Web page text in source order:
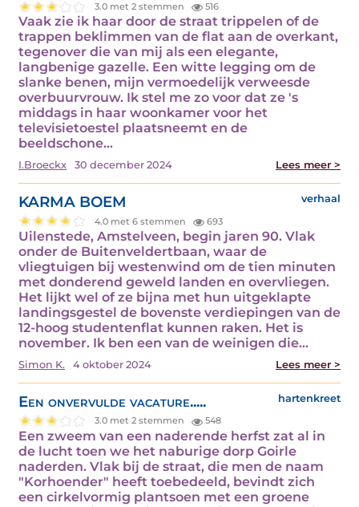
3.0 met 2 stemmen 516
Vaak zie ik haar door de straat trippelen of de
trappen beklimmen van de flat aan de overkant,
tegenover die van mij als een elegante,
langbenige gazelle. Een witte legging om de
slanke benen, mijn vermoedelijk verweesde
overbuurvrouw. Ik stel me zo voor dat ze 's
middags in haar woonkamer voor het
televisietoestel plaatsneemt en de
beeldschone…
I.Broeckx 30 december 2024 Lees meer >
KARMA BOEM verhaal
4.0 met 6 stemmen 693
Uilenstede, Amstelveen, begin jaren 90. Vlak
onder de Buitenveldertbaan, waar de
vliegtuigen bij westenwind om de tien minuten
met donderend geweld landen en overvliegen.
Het lijkt wel of ze bijna met hun uitgeklapte
landingsgestel de bovenste verdiepingen van de
12-hoog studentenflat kunnen raken. Het is
november. Ik ben een van de weinigen die…
Simon K. 4 oktober 2024 Lees meer >
Een onvervulde vacature..... hartenkreet
3.0 met 2 stemmen 548
Een zweem van een naderende herfst zat al in
de lucht toen we het naburige dorp Goirle
naderden. Vlak bij de straat, die men de naam
"Korhoender" heeft toebedeeld, bevindt zich
een cirkelvormig plantsoen met een groene